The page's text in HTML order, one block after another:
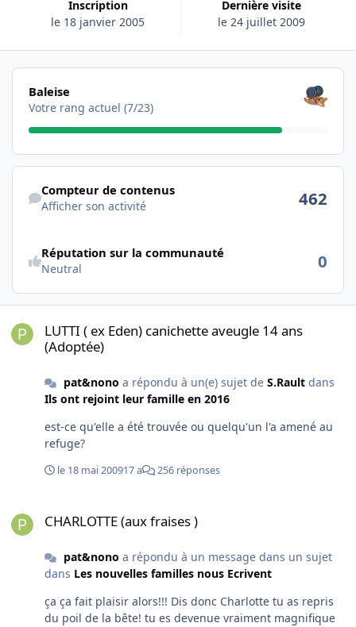
Inscription
le 18 janvier 2005
Dernière visite
le 24 juillet 2009
Les voir tous
Baleise
Votre rang actuel (7/23)
Afficher son activité
Compteur de contenus
Afficher son activité 462
Réputation sur la communauté
Neutral 0
LUTTI ( ex Eden) canichette aveugle 14 ans
(Adoptée)
pat&nono a répondu à un(e) sujet de S.Raultdans
Ils ont rejoint leur famille en 2016
est-ce qu'elle a été trouvée ou quelqu'un l'a amené au
refuge?
le 18 mai 200917 a 256 réponses
CHARLOTTE (aux fraises )
pat&nono a répondu à un message dans un sujet
dans Les nouvelles familles nous Ecrivent
ça ça fait plaisir alors!!! Dis donc Charlotte tu as repris
du poil de la bête! tu es devenue vraiment magnifique